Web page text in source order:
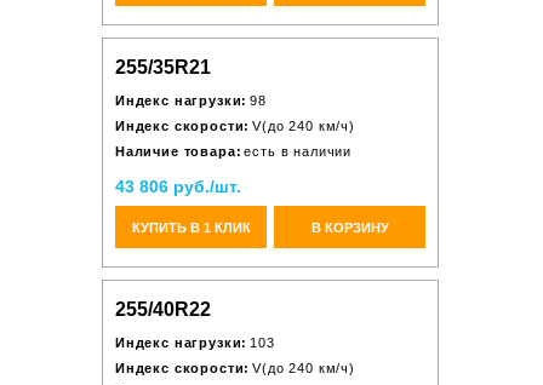
255/35R21
Индекс нагрузки: 98
Индекс скорости: V(до 240 км/ч)
Наличие товара: есть в наличии
43 806 руб./шт.
КУПИТЬ В 1 КЛИК В КОРЗИНУ
255/40R22
Индекс нагрузки: 103
Индекс скорости: V(до 240 км/ч)